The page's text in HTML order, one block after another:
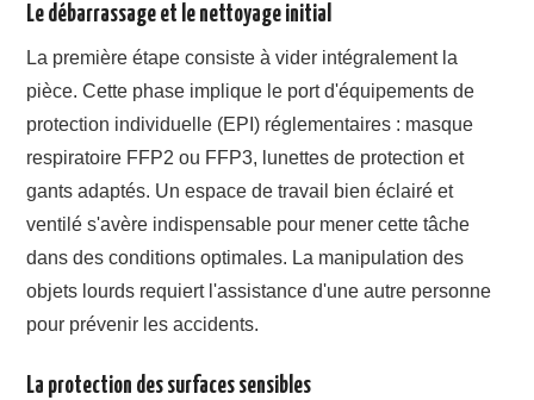
Le débarrassage et le nettoyage initial
La première étape consiste à vider intégralement la
pièce. Cette phase implique le port d'équipements de
protection individuelle (EPI) réglementaires : masque
respiratoire FFP2 ou FFP3, lunettes de protection et
gants adaptés. Un espace de travail bien éclairé et
ventilé s'avère indispensable pour mener cette tâche
dans des conditions optimales. La manipulation des
objets lourds requiert l'assistance d'une autre personne
pour prévenir les accidents.
La protection des surfaces sensibles